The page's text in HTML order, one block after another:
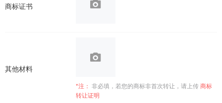
商标证书
其他材料
*注： 非必填，若您的商标非首次转让，请上传商标
转让证明